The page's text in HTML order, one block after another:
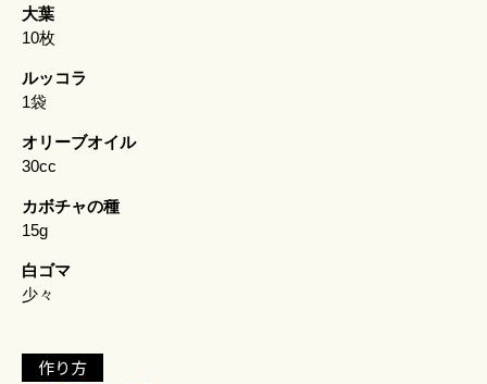
大葉
10枚
ルッコラ
1袋
オリーブオイル
30cc
カボチャの種
15g
白ゴマ
少々
作り方